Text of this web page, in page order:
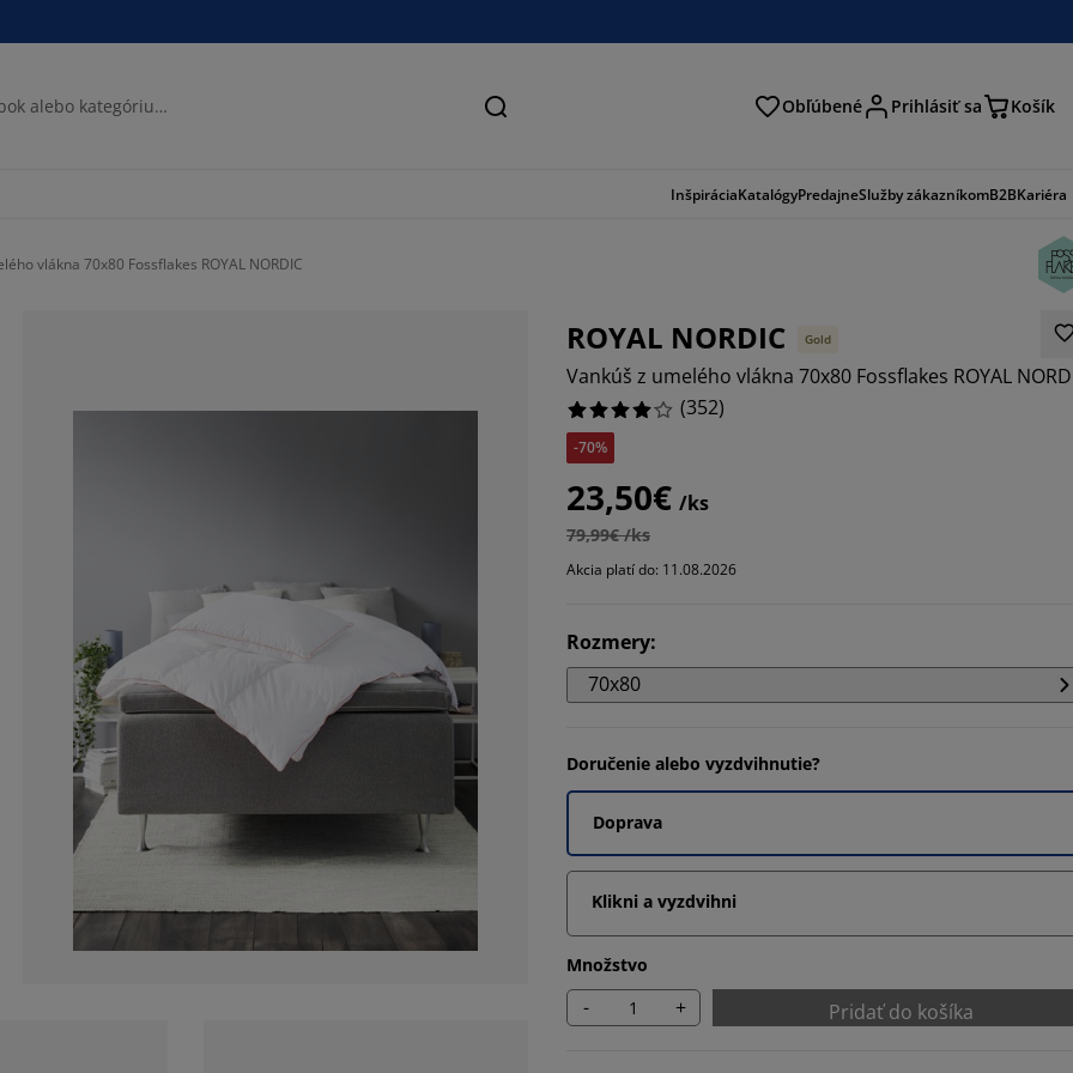
Hľadať Obľúbené Prihlásiť sa Košík
InšpiráciaKatalógyPredajneSlužby zákazníkomB2BKariéra
vlákna 70x80 Fossflakes ROYAL NORDIC
ROYAL NORDIC Gold
Vankúš z umelého vlákna 70x80 Fossflakes ROYAL
(352)
-70%
23,50€ /ks
79,99€ /ks
Akcia platí do: 11.08.2026
Rozmery:
70x80
Doručenie alebo vyzdvihnutie?
Doprava
Klikni a vyzdvihni
Množstvo
- + Pridať do košíka
3.977272727272727%
12.784090909090908%